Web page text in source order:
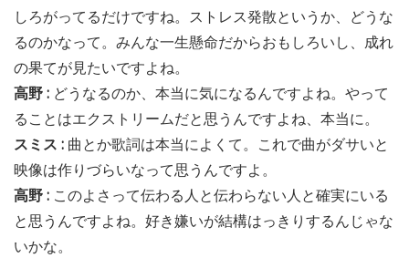
しろがってるだけですね。ストレス発散というか、どうな
るのかなって。みんな一生懸命だからおもしろいし、成れ
の果てが見たいですよね。
高野 : どうなるのか、本当に気になるんですよね。やって
ることはエクストリームだと思うんですよね、本当に。
スミス : 曲とか歌詞は本当によくて。これで曲がダサいと
映像は作りづらいなって思うんですよ。
高野 : このよさって伝わる人と伝わらない人と確実にいる
と思うんですよね。好き嫌いが結構はっきりするんじゃな
いかな。